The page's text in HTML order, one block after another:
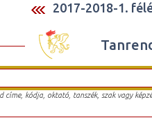
2017-2018-1.
címe, kódja, oktató, tanszék, szak vagy